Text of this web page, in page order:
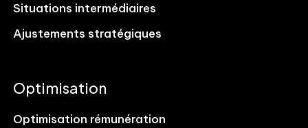
Situations intermédiaires
Ajustements stratégiques
Optimisation
Optimisation rémunération